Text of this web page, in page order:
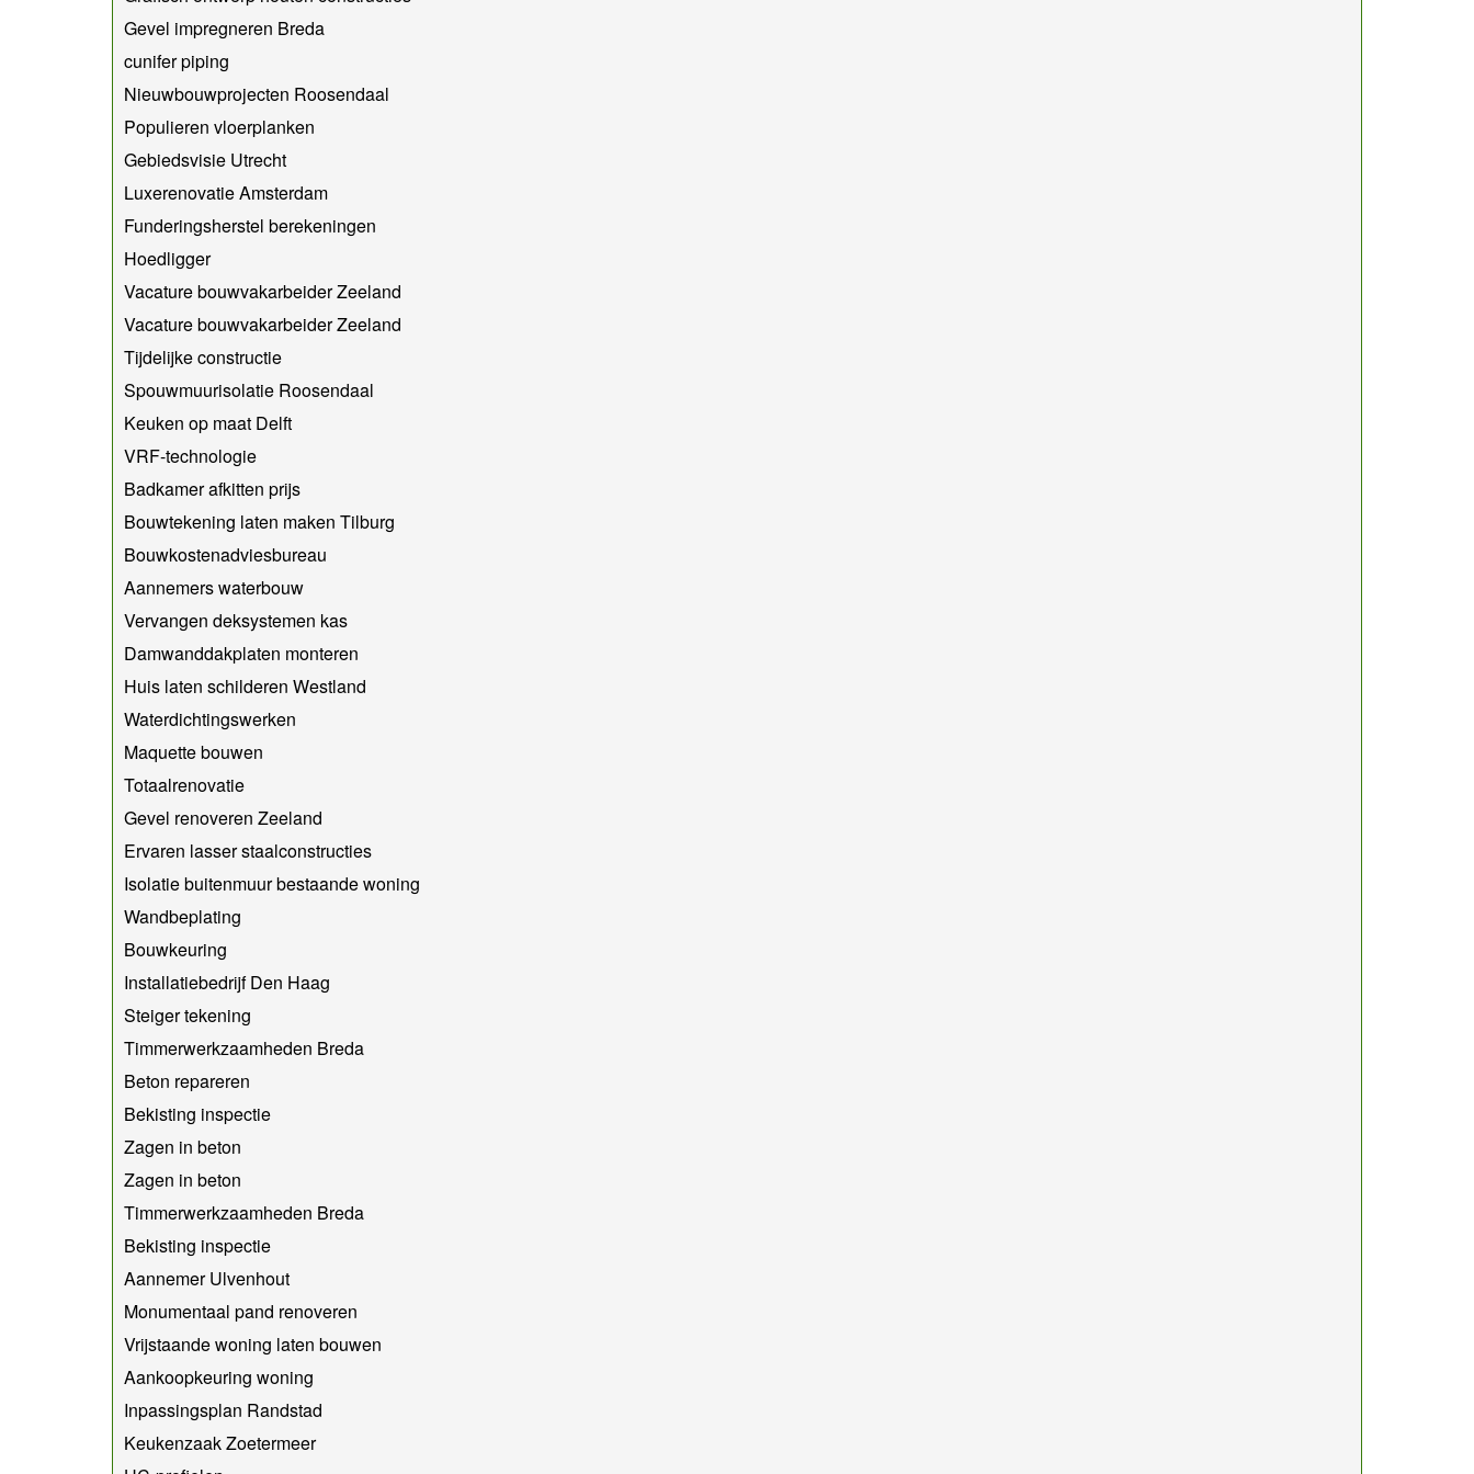
Gevel impregneren Breda
cunifer piping
Nieuwbouwprojecten Roosendaal
Populieren vloerplanken
Gebiedsvisie Utrecht
Luxerenovatie Amsterdam
Funderingsherstel berekeningen
Hoedligger
Vacature bouwvakarbeider Zeeland
Vacature bouwvakarbeider Zeeland
Tijdelijke constructie
Spouwmuurisolatie Roosendaal
Keuken op maat Delft
VRF-technologie
Badkamer afkitten prijs
Bouwtekening laten maken Tilburg
Bouwkostenadviesbureau
Aannemers waterbouw
Vervangen deksystemen kas
Damwanddakplaten monteren
Huis laten schilderen Westland
Waterdichtingswerken
Maquette bouwen
Totaalrenovatie
Gevel renoveren Zeeland
Ervaren lasser staalconstructies
Isolatie buitenmuur bestaande woning
Wandbeplating
Bouwkeuring
Installatiebedrijf Den Haag
Steiger tekening
Timmerwerkzaamheden Breda
Beton repareren
Bekisting inspectie
Zagen in beton
Zagen in beton
Timmerwerkzaamheden Breda
Bekisting inspectie
Aannemer Ulvenhout
Monumentaal pand renoveren
Vrijstaande woning laten bouwen
Aankoopkeuring woning
Inpassingsplan Randstad
Keukenzaak Zoetermeer